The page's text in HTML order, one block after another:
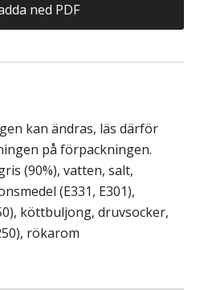
ned PDF
kan ändras, läs därför
på förpackningen.
(90%), vatten, salt,
(E331, E301),
köttbuljong, druvsocker,
rökarom